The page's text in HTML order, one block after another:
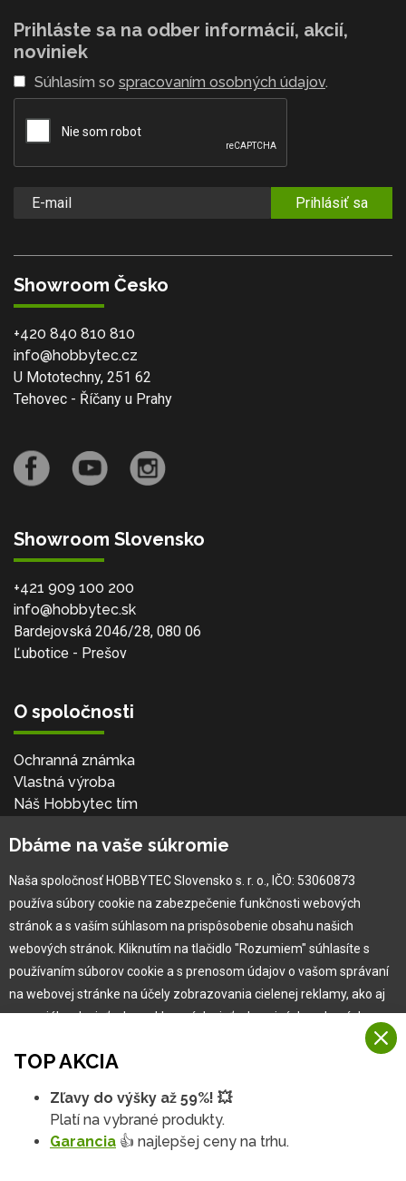
Prihláste sa na odber informácií, akcií,
noviniek
Súhlasím so spracovaním osobných údajov.
Prihlásiť sa
Showroom Česko
+420 840 810 810
info@hobbytec.cz
U Mototechny, 251 62
Tehovec - Říčany u Prahy
Showroom Slovensko
+421 909 100 200
info@hobbytec.sk
Bardejovská 2046/28, 080 06
Ľubotice - Prešov
O spoločnosti
Ochranná známka
Vlastná výroba
Náš Hobbytec tím
Naša história
Pre zákazníka
Garancia najlepšej ceny
Užívateľský manuál
Reklamácia
TOP AKCIA
Zľavy do výšky až 59%! 💥
Platí na vybrané produkty.
Garancia 👍 najlepšej ceny na trhu.
Dbáme na vaše súkromie
Naša spoločnosť HOBBYTEC Slovensko s. r. o., IČO: 53060873
používa súbory cookie na zabezpečenie funkčnosti webových
stránok a s vaším súhlasom na prispôsobenie obsahu našich
webových stránok. Kliknutím na tlačidlo "Rozumiem" súhlasíte s
používaním súborov cookie a s prenosom údajov o vašom správaní
na webovej stránke na účely zobrazovania cielenej reklamy, ako aj
na sociálnych sieťach a reklamných sieťach na iných webových
Viac informácií
Na našich webových stránkach používame niekoľko kategórií
Rozumiem